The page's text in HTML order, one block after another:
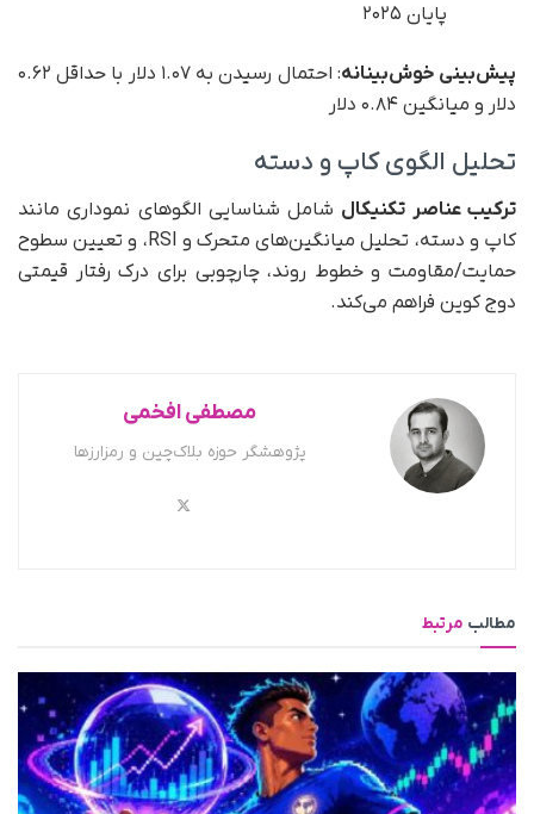
پایان ۲۰۲۵
پیش‌بینی خوش‌بینانه
: احتمال رسیدن به ۱.۰۷ دلار با حداقل ۰.۶۲
دلار و میانگین ۰.۸۴ دلار
تحلیل الگوی کاپ و دسته
ترکیب عناصر تکنیکال شامل شناسایی الگوهای نموداری مانند
کاپ و دسته، تحلیل میانگین‌های متحرک و RSI، و تعیین سطوح
حمایت/مقاومت و خطوط روند، چارچوبی برای درک رفتار قیمتی
دوج کوین فراهم می‌کند.
مصطفی افخمی
پژوهشگر حوزه بلاک‌چین و رمزارزها
مطالب مرتبط